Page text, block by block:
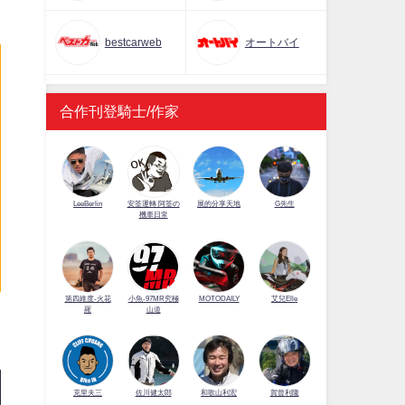
bestcarweb オートバイ
合作刊登騎士/作家
LeeBerlin
安筌運轉 阿筌の
機車日常
展的分享天地 G先生
第四維度-火花
羅
小魚-97MR究極
山道
MOTODAILY 艾兒Elle
克里夫三 佐川健太郎 和歌山利宏 賀曾利隆